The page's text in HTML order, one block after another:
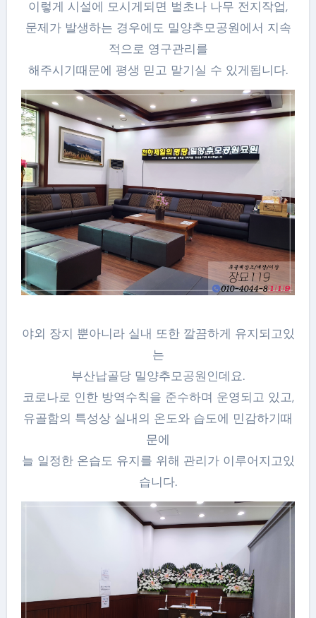
이렇게 시설에 모시게되면 벌초나 나무 전지작업,
문제가 발생하는 경우에도 밀양추모공원에서 지속
적으로 영구관리를
해주시기때문에 평생 믿고 맡기실 수 있게됩니다.
야외 장지 뿐아니라 실내 또한 깔끔하게 유지되고있
는
부산납골당 밀양추모공원인데요.
코로나로 인한 방역수칙을 준수하며 운영되고 있고,
유골함의 특성상 실내의 온도와 습도에 민감하기때
문에
늘 일정한 온습도 유지를 위해 관리가 이루어지고있
습니다.